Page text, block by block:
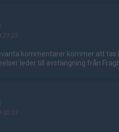
23:23
kommentarer kommer att
leder till avstängning från
00:07